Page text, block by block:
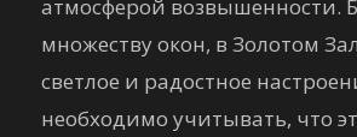
атмосферой возвышенности.
множеству окон, в Золотом
светлое и радостное
необходимо учитывать, что